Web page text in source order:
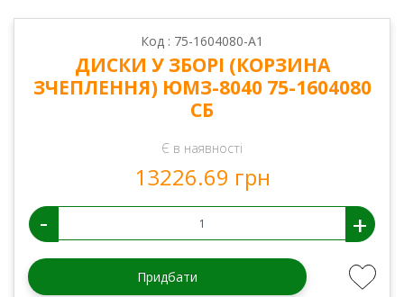
Код : 75-1604080-А1
ДИСКИ У ЗБОРІ (КОРЗИНА
ЗЧЕПЛЕННЯ) ЮМЗ-8040 75-1604080
СБ
Є в наявності
13226.69 грн
- +
Придбати